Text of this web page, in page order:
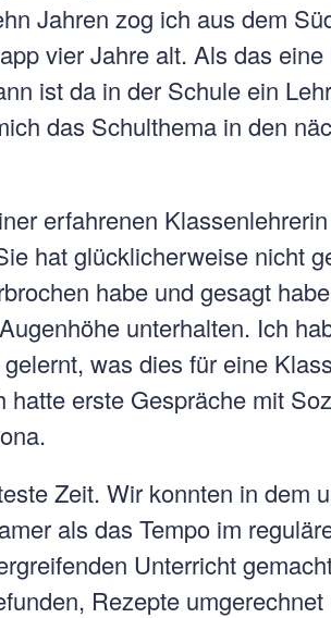
Jahren zog ich aus dem
vier Jahre alt. Als das
ist da in der Schule ein
das Schulthema in den
erfahrenen
hat glücklicherweise nicht
habe und gesagt
unterhalten. Ich
was dies für eine
erste Gespräche mit
Zeit. Wir konnten in dem
als das Tempo im
Unterricht
Rezepte